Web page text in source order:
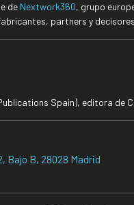
de Nextwork360, grupo
partners y
Spain), editora de
Bajo B, 28028 Madrid